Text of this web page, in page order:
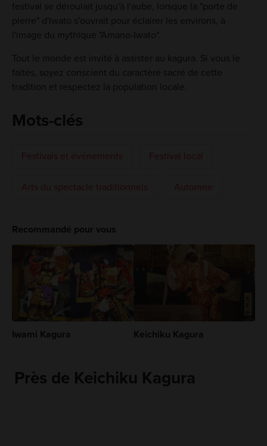
festival se déroulait jusqu'à l'aube, lorsque la "porte de
pierre" d'Iwato s'ouvrait pour éclairer les environs, à
l'image du mythique "Amano-Iwato".
Tout le monde est invité à assister au kagura. Si vous le
faites, soyez conscient du caractère sacré de cette
tradition et respectez la population locale.
Mots-clés
Festivals et événements Festival local
Arts du spectacle traditionnels Automne
Recommandé pour vous
Iwami Kagura Keichiku Kagura
Près de Keichiku Kagura